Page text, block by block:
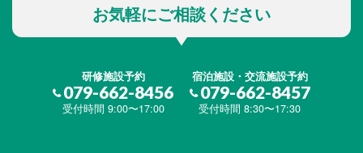
お気軽にご相談ください
研修施設予約
079-662-8456
受付時間 9:00〜17:00
宿泊施設・交流施設予約
079-662-8457
受付時間 8:30〜17:30